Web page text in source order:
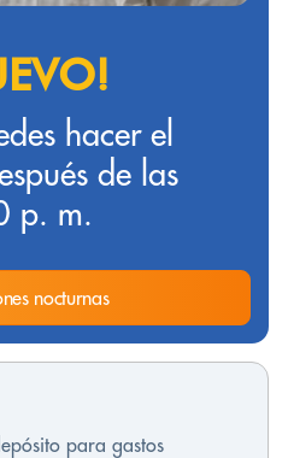
hacer el
de las
p. m.
nocturnas
para gastos